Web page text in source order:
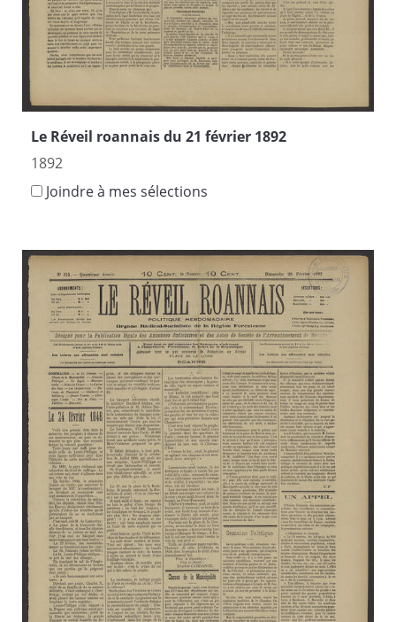
Le Réveil roannais du 21 février 1892
1892
Joindre à mes sélections